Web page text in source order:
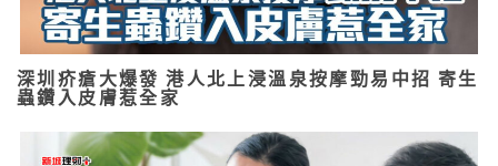
深圳疥瘡大爆發 港人北上浸溫泉按摩勁易中招 寄生
蟲鑽入皮膚惹全家